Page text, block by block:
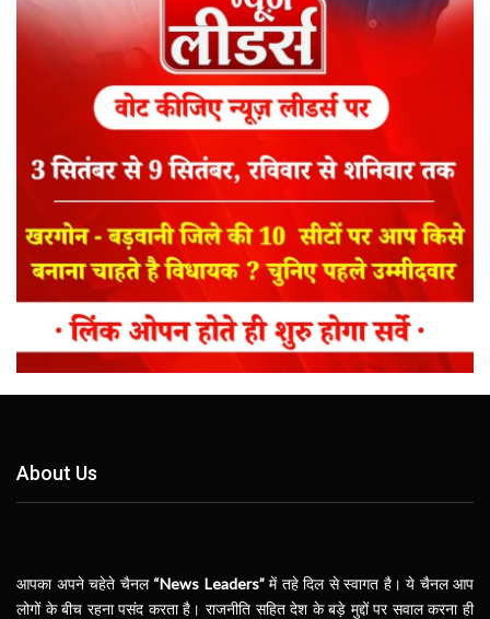
About Us
आपका अपने चहेते चैनल “News Leaders”में तहे दिल से स्वागत है। ये चैनल आप
लोगों के बीच रहना पसंद करता है। राजनीति सहित देश के बड़े मुद्दों पर सवाल करना ही